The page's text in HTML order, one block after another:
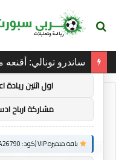
بحث
توصيات :
باقة متميزة VIP (كود: AA38045):
اول اثنين ريادة
مشاركة ارباح
باقة متميزة VIP (كود: AA26790):